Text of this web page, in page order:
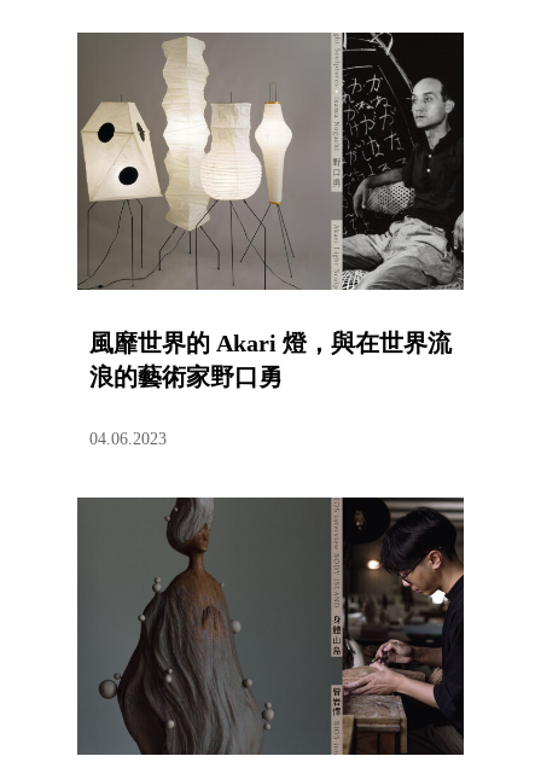
風靡世界的 Akari 燈，與在世界流
浪的藝術家野口勇
04.06.2023